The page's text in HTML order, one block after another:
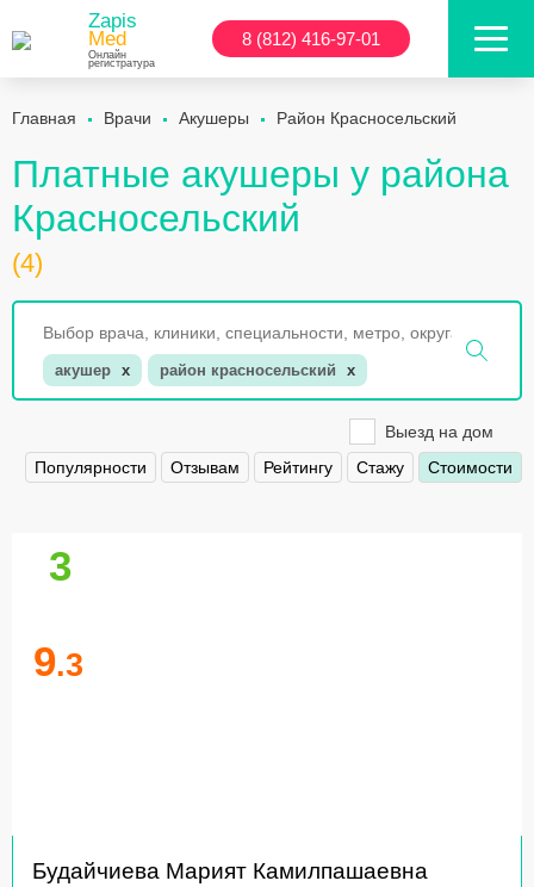
Zapis
Med
Онлайн
регистратура
8 (812) 416-97-01
Главная Врачи Акушеры Район Красносельский
Платные акушеры у района
Красносельский
(4)
акушер x район красносельский x
Выезд на дом
Популярности
Отзывам Рейтингу Стажу Стоимости
3
9.3
Будайчиева Марият Камилпашаевна